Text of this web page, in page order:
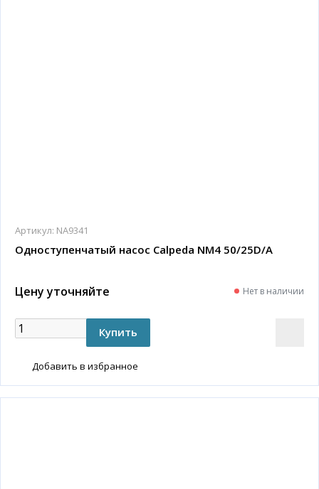
Артикул: NA9341
Одноступенчатый насос Calpeda NM4 50/25D/A
Цену уточняйте Нет в наличии
Добавить в избранное